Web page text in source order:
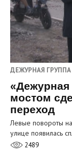
ДЕЖУРНАЯ ГРУППА
мостом
переход
Левые повороты
улице появилась
2489